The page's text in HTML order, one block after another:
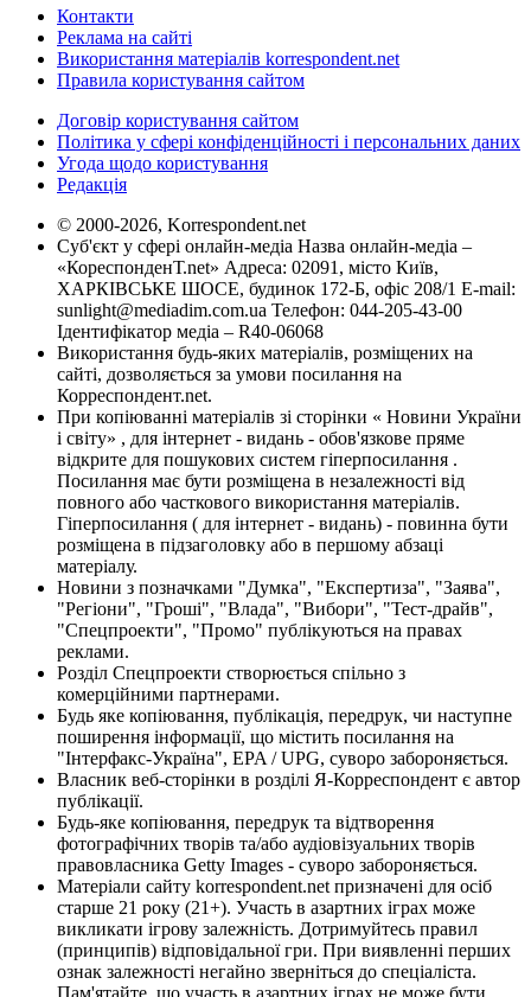
Контакти
Реклама на сайті
Використання матеріалів korrespondent.net
Правила користування сайтом
Договір користування сайтом
Політика у сфері конфіденційності і персональних даних
Угода щодо користування
Редакція
© 2000-2026, Korrespondent.net
Суб'єкт у сфері онлайн-медіа Назва онлайн-медіа –
«КореспонденТ.net» Адреса: 02091, місто Київ,
ХАРКІВСЬКЕ ШОСЕ, будинок 172-Б, офіс 208/1 E-mail:
sunlight@mediadim.com.ua Телефон: 044-205-43-00
Ідентифікатор медіа – R40-06068
Використання будь-яких матеріалів, розміщених на
сайті, дозволяється за умови посилання на
Корреспондент.net.
При копіюванні матеріалів зі сторінки « Новини України
і світу» , для інтернет - видань - обов'язкове пряме
відкрите для пошукових систем гіперпосилання .
Посилання має бути розміщена в незалежності від
повного або часткового використання матеріалів.
Гіперпосилання ( для інтернет - видань) - повинна бути
розміщена в підзаголовку або в першому абзаці
матеріалу.
Новини з позначками "Думка", "Експертиза", "Заява",
"Регіони", "Гроші", "Влада", "Вибори", "Тест-драйв",
"Спецпроекти", "Промо" публікуються на правах
реклами.
Розділ Спецпроекти створюється спільно з
комерційними партнерами.
Будь яке копіювання, публікація, передрук, чи наступне
поширення інформації, що містить посилання на
"Інтерфакс-Україна", EPA / UPG, суворо забороняється.
Власник веб-сторінки в розділі Я-Корреспондент є автор
публікації.
Будь-яке копіювання, передрук та відтворення
фотографічних творів та/або аудіовізуальних творів
правовласника Getty Images - суворо забороняється.
Матеріали сайту korrespondent.net призначені для осіб
старше 21 року (21+). Участь в азартних іграх може
викликати ігрову залежність. Дотримуйтесь правил
(принципів) відповідальної гри. При виявленні перших
ознак залежності негайно зверніться до спеціаліста.
Пам'ятайте, що участь в азартних іграх не може бути